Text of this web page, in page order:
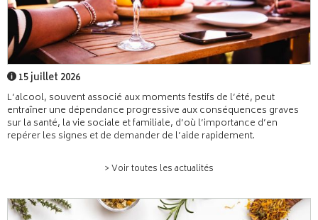
15 juillet 2026
L’alcool, souvent associé aux moments festifs de l’été, peut
entraîner une dépendance progressive aux conséquences graves
sur la santé, la vie sociale et familiale, d’où l’importance d’en
repérer les signes et de demander de l’aide rapidement.
> Voir toutes les actualités